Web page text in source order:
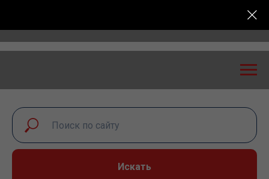
конференция «Транспортная
Искать